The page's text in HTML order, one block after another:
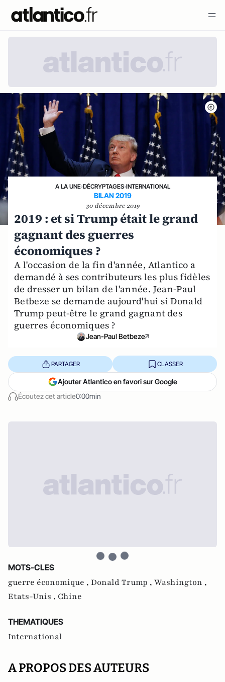
A LA UNE›DÉCRYPTAGES›INTERNATIONAL
BILAN 2019
30 décembre 2019
2019 : et si Trump était le grand
gagnant des guerres
économiques ?
A l'occasion de la fin d'année, Atlantico a
demandé à ses contributeurs les plus fidèles
de dresser un bilan de l'année. Jean-Paul
Betbeze se demande aujourd'hui si Donald
Trump peut-être le grand gagnant des
guerres économiques ?
Jean-Paul Betbeze
Écoutez cet article0:00min
PARTAGER CLASSER
Ajouter Atlantico en favori sur Google
MOTS-CLES
guerre économique , Donald Trump , Washington ,
Etats-Unis , Chine
THEMATIQUES
International
A PROPOS DES AUTEURS